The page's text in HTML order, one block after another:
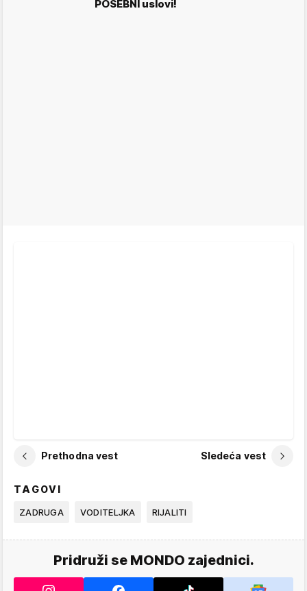
POSEBNI uslovi!
Prethodna vest Sledeća vest
TAGOVI
ZADRUGA VODITELJKA RIJALITI
Pridruži se MONDO zajednici.